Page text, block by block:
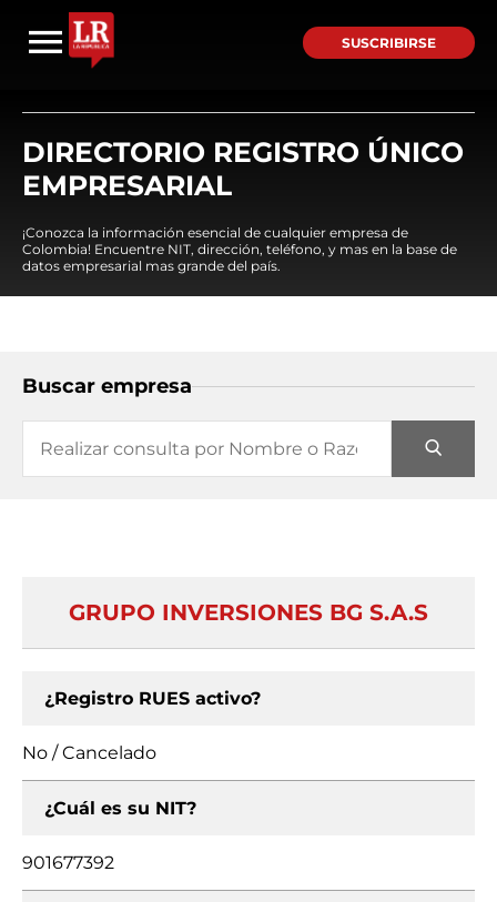
SUSCRIBIRSE
DIRECTORIO REGISTRO ÚNICO
EMPRESARIAL
¡Conozca la información esencial de cualquier empresa de
Colombia! Encuentre NIT, dirección, teléfono, y mas en la base de
datos empresarial mas grande del país.
Buscar empresa
GRUPO INVERSIONES BG S.A.S
¿Registro RUES activo?
No / Cancelado
¿Cuál es su NIT?
901677392